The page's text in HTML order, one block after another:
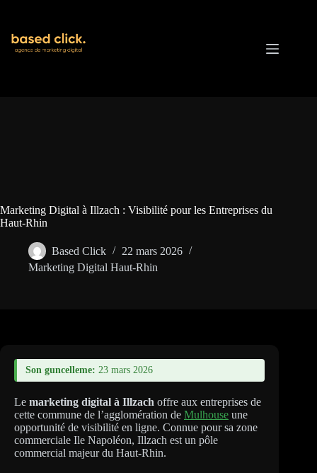
contenu
Marketing Digital à Illzach : Visibilité pour les Entreprises du
Haut-Rhin
Based Click
22 mars 2026
Marketing Digital Haut-Rhin
Son guncelleme: 23 mars 2026
Le marketing digital à Illzach offre aux entreprises de
cette commune de l’agglomération de Mulhouse une
opportunité de visibilité en ligne. Connue pour sa zone
commerciale Ile Napoléon, Illzach est un pôle
commercial majeur du Haut-Rhin.